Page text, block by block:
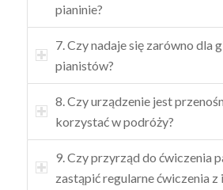
pianinie?
7. Czy nadaje się zarówno dla
pianistów?
8. Czy urządzenie jest
korzystać w podróży?
9. Czy przyrząd do ćwiczenia
zastąpić regularne ćwiczenia z